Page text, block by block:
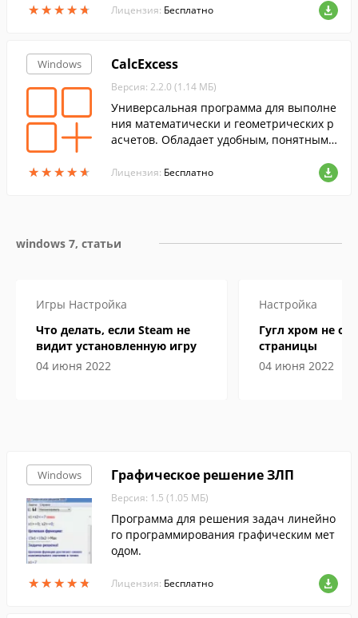
★★★★★
★★★★★
нять как простые математические опер
ации, так и решать сложные уравнения.
Лицензия: Бесплатно
Windows
★★★★★
★★★★★
CalcExcess
Версия: 2.2.0 (1.14 МБ)
Универсальная программа для выполне
ния математически и геометрических р
асчетов. Обладает удобным, понятным
и.
Лицензия: Бесплатно
windows 7, статьи
Игры Настройка
Что делать, если Steam не
видит установленную игру
04 июня 2022
Настройка
Гугл хром не
страницы
04 июня 2022
Windows
★★★★★
★★★★★
Графическое решение ЗЛП
Версия: 1.5 (1.05 МБ)
Программа для решения задач линейно
го программирования графическим мет
одом.
Лицензия: Бесплатно